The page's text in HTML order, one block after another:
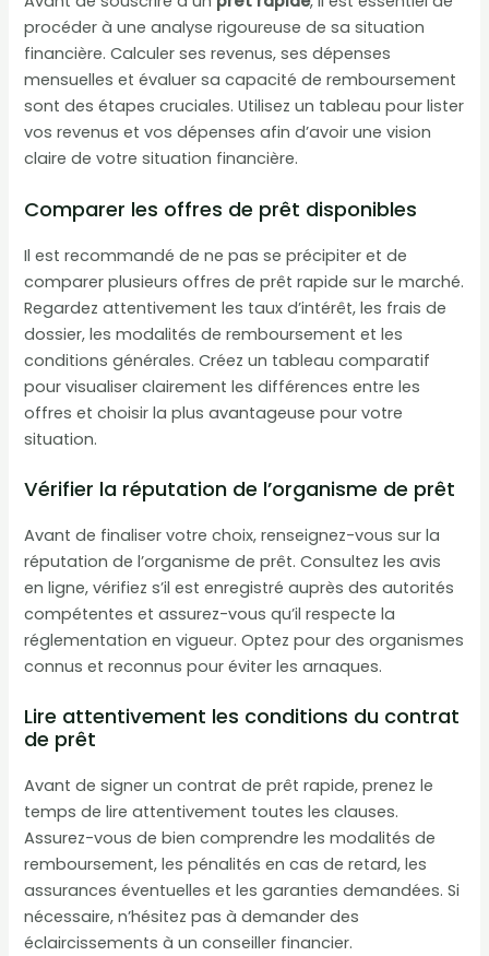
procéder à une analyse rigoureuse de sa situation
financière. Calculer ses revenus, ses dépenses
mensuelles et évaluer sa capacité de remboursement
sont des étapes cruciales. Utilisez un tableau pour lister
vos revenus et vos dépenses afin d’avoir une vision
claire de votre situation financière.
Comparer les offres de prêt disponibles
Il est recommandé de ne pas se précipiter et de
comparer plusieurs offres de prêt rapide sur le marché.
Regardez attentivement les taux d’intérêt, les frais de
dossier, les modalités de remboursement et les
conditions générales. Créez un tableau comparatif
pour visualiser clairement les différences entre les
offres et choisir la plus avantageuse pour votre
situation.
Vérifier la réputation de l’organisme de prêt
Avant de finaliser votre choix, renseignez-vous sur la
réputation de l’organisme de prêt. Consultez les avis
en ligne, vérifiez s’il est enregistré auprès des autorités
compétentes et assurez-vous qu’il respecte la
réglementation en vigueur. Optez pour des organismes
connus et reconnus pour éviter les arnaques.
Lire attentivement les conditions du contrat
de prêt
Avant de signer un contrat de prêt rapide, prenez le
temps de lire attentivement toutes les clauses.
Assurez-vous de bien comprendre les modalités de
remboursement, les pénalités en cas de retard, les
assurances éventuelles et les garanties demandées. Si
nécessaire, n’hésitez pas à demander des
éclaircissements à un conseiller financier.